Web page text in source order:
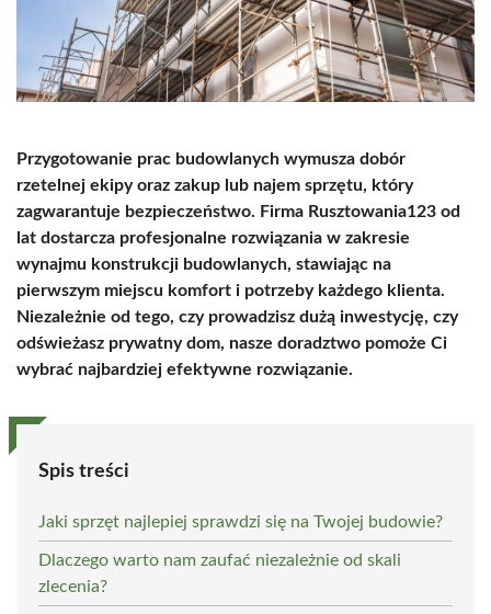
Przygotowanie prac budowlanych wymusza dobór
rzetelnej ekipy oraz zakup lub najem sprzętu, który
zagwarantuje bezpieczeństwo. Firma Rusztowania123 od
lat dostarcza profesjonalne rozwiązania w zakresie
wynajmu konstrukcji budowlanych, stawiając na
pierwszym miejscu komfort i potrzeby każdego klienta.
Niezależnie od tego, czy prowadzisz dużą inwestycję, czy
odświeżasz prywatny dom, nasze doradztwo pomoże Ci
wybrać najbardziej efektywne rozwiązanie.
Spis treści
Jaki sprzęt najlepiej sprawdzi się na Twojej budowie?
Dlaczego warto nam zaufać niezależnie od skali
zlecenia?